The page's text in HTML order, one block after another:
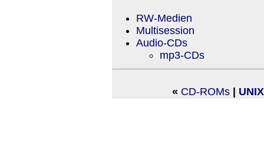
RW-Medien
Multisession
Audio-CDs
mp3-CDs
« CD-ROMs |